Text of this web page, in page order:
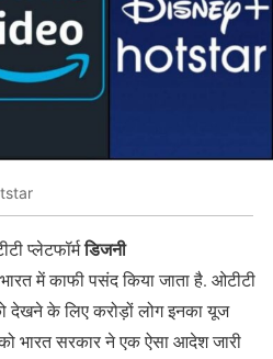
प्लेटफॉर्मडिजनी
में काफी पसंद किया जाता है. ओटीटी
देखने के लिए करोड़ों लोग इनका यूज
भारत सरकार ने एक ऐसा आदेश जारी